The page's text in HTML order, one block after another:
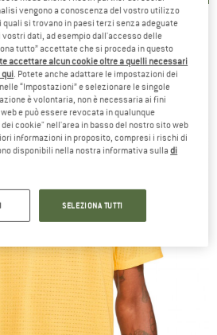
Solar Chase - Maglia da
vengono a conoscenza del vostro utilizzo
si trovano in paesi terzi senza adeguate
dati, ad esempio dall'accesso delle
tutto” accettate che si proceda in questo
accettare alcun cookie oltre a quelli necessari
qui. Potete anche adattare le impostazioni dei
“Impostazioni” e selezionare le singole
è volontaria, non è necessaria ai fini
e può essere revocata in qualunque
cookie" nell'area in basso del nostro sito web
informazioni in proposito, compresi i rischi di
disponibili nella nostra informativa sulladi
SELEZIONA TUTTI